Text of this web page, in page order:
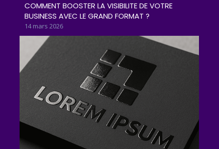
COMMENT BOOSTER LA VISIBILITE DE VOTRE
BUSINESS AVEC LE GRAND FORMAT ?
14 mars 2026